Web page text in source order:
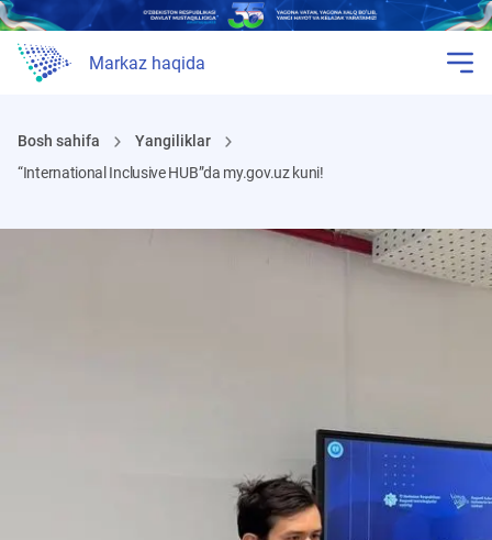
Markaz haqida
Bosh sahifa
Yangiliklar
“International Inclusive HUB”da my.gov.uz kuni!